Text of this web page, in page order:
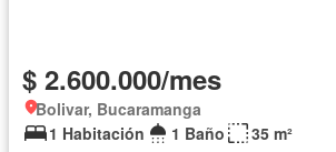
$ 2.600.000/mes
Bolivar, Bucaramanga
1 Habitación
1 Baño 35 m²